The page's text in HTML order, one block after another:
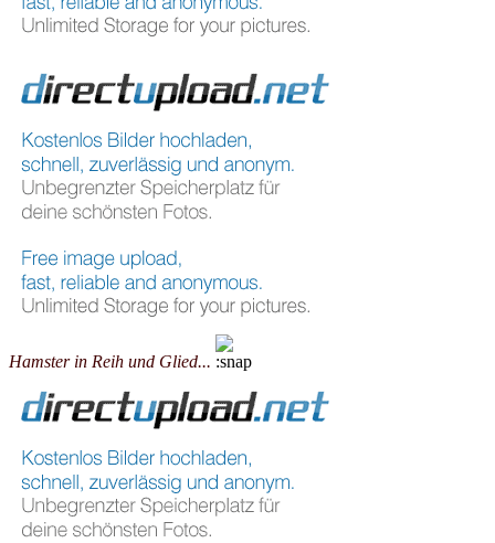
Hamster in Reih und Glied...